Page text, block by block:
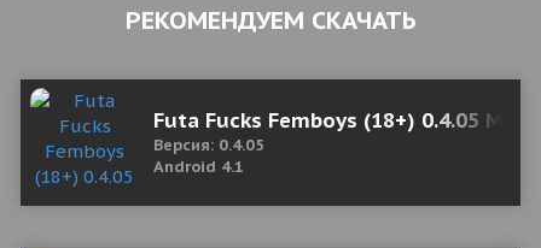
РЕКОМЕНДУЕМ СКАЧАТЬ
Futa Fucks Femboys (18+) 0.4.05 Мод
Версия: 0.4.05
Android 4.1